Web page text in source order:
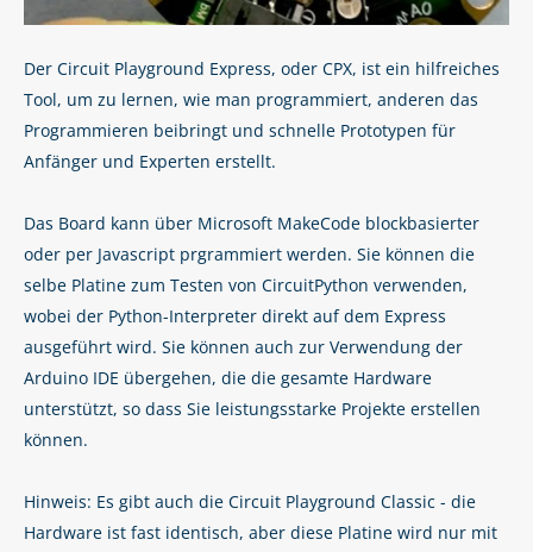
Der Circuit Playground Express, oder CPX, ist ein hilfreiches
Tool, um zu lernen, wie man programmiert, anderen das
Programmieren beibringt und schnelle Prototypen für
Anfänger und Experten erstellt.
Das Board kann über Microsoft MakeCode blockbasierter
oder per Javascript prgrammiert werden. Sie können die
selbe Platine zum Testen von CircuitPython verwenden,
wobei der Python-Interpreter direkt auf dem Express
ausgeführt wird. Sie können auch zur Verwendung der
Arduino IDE übergehen, die die gesamte Hardware
unterstützt, so dass Sie leistungsstarke Projekte erstellen
können.
Hinweis: Es gibt auch die Circuit Playground Classic - die
Hardware ist fast identisch, aber diese Platine wird nur mit